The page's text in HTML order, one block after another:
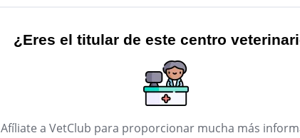
¿Eres el titular de este centro
Afíliate a VetClub para proporcionar mucha más